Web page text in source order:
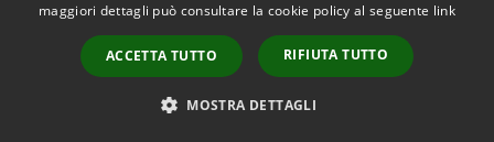
protocollo@comune.palestrina.legalmail.it
Centralino Unico: 06/953021
maggiori dettagli può consultare la cookie policy al seguente link
ACCETTA TUTTO RIFIUTA TUTTO
MOSTRA DETTAGLI